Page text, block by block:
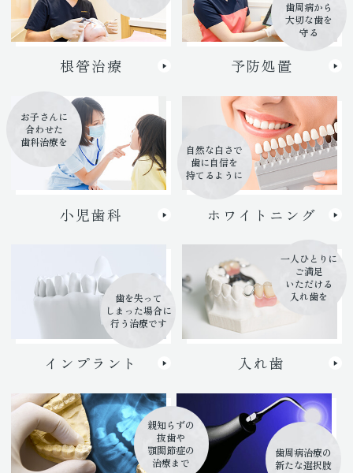
根管治療
歯周病から
大切な歯を
守る
予防処置
お子さんに
合わせた
歯科治療を
小児歯科
自然な白さで
歯に自信を
持てるように
ホワイトニング
歯を失って
しまった場合に
行う治療です
インプラント
一人ひとりに
ご満足
いただける
入れ歯を
入れ歯
親知らずの
抜歯や
顎関節症の
治療まで
歯周病治療の
新たな選択肢